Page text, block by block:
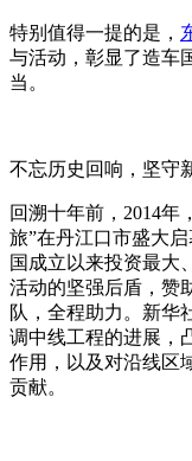
特别值得一提的是，
与活动，彰显了造车
当。
不忘历史回响，坚守
回溯十年前，2014年
旅”在丹江口市盛大
国成立以来投资最大
活动的坚强后盾，赞
队，全程助力。新华
调中线工程的进展，
作用，以及对沿线区
贡献。